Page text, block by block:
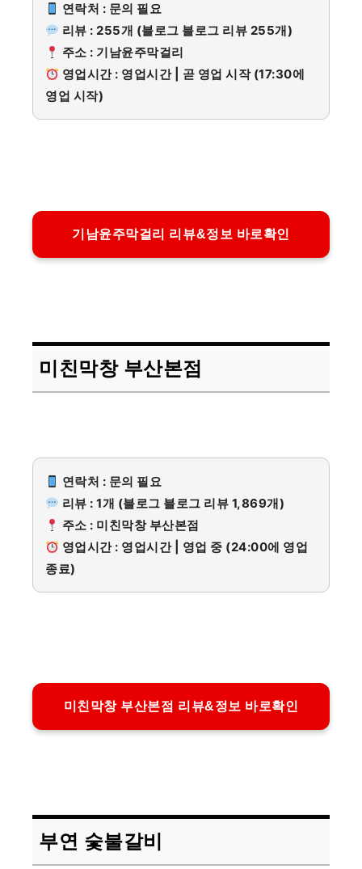
연락처 : 문의 필요
리뷰 : 255개 (블로그 블로그 리뷰 255개)
주소 : 기남윤주막걸리
영업시간 : 영업시간 | 곧 영업 시작 (17:30에
영업 시작)
기남윤주막걸리 리뷰&정보 바로확인
미친막창 부산본점
연락처 : 문의 필요
리뷰 : 1개 (블로그 블로그 리뷰 1,869개)
주소 : 미친막창 부산본점
영업시간 : 영업시간 | 영업 중 (24:00에 영업
종료)
미친막창 부산본점 리뷰&정보 바로확인
부연 숯불갈비